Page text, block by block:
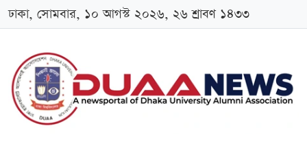
ঢাকা, সোমবার, ১০ আগস্ট ২০২৬, ২৬ শ্রাবণ ১৪৩৩